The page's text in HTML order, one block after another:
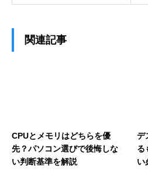
関連記事
CPUとメモリはどちらを優
先？パソコン選びで後悔しな
い判断基準を解説
デ
る
い